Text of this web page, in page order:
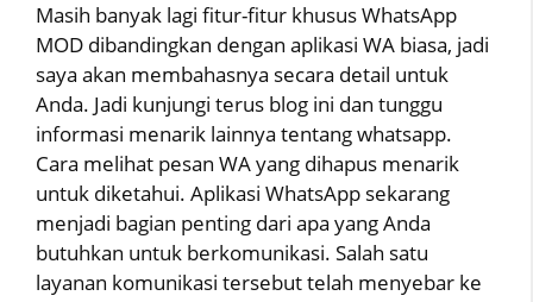
Masih banyak lagi fitur-fitur khusus WhatsApp
MOD dibandingkan dengan aplikasi WA biasa, jadi
saya akan membahasnya secara detail untuk
Anda. Jadi kunjungi terus blog ini dan tunggu
informasi menarik lainnya tentang whatsapp.
Cara melihat pesan WA yang dihapus menarik
untuk diketahui. Aplikasi WhatsApp sekarang
menjadi bagian penting dari apa yang Anda
butuhkan untuk berkomunikasi. Salah satu
layanan komunikasi tersebut telah menyebar ke